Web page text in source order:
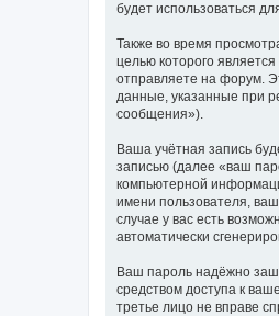
будет использоваться
Также во время
целью которого
отправляете на форум.
данные, указанные при
сообщения»).
Ваша учётная запись
записью (далее «ваш
компьютерной
имени пользователя,
случае у вас есть
автоматически
Ваш пароль надёжно
средством доступа к
третье лицо не вправе